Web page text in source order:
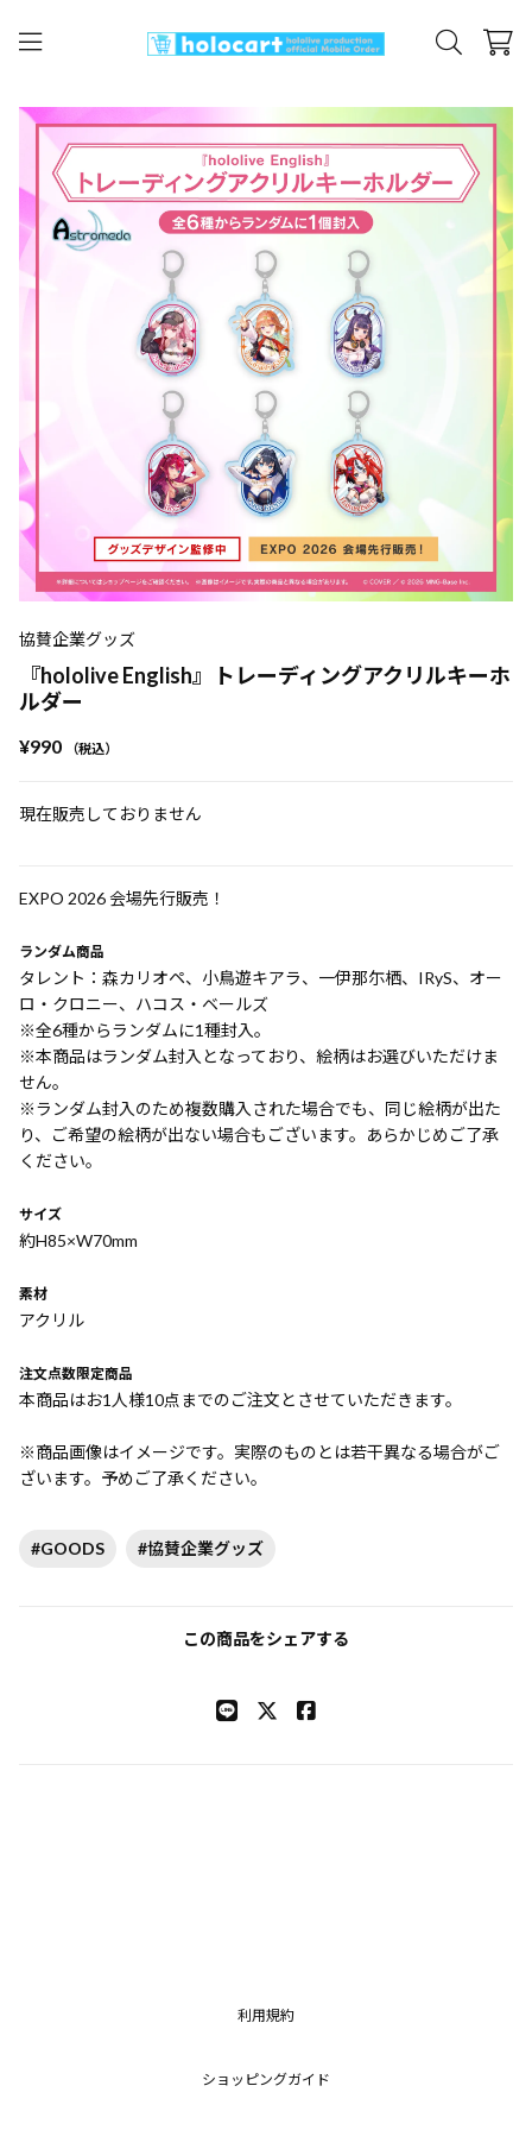
協賛企業グッズ
『hololive English』トレーディングアクリルキーホ
ルダー
¥990 （税込）
現在販売しておりません
EXPO 2026 会場先行販売！
ランダム商品
タレント：森カリオペ、小鳥遊キアラ、一伊那尓栖、IRyS、オー
ロ・クロニー、ハコス・ベールズ
※全6種からランダムに1種封入。
※本商品はランダム封入となっており、絵柄はお選びいただけま
せん。
※ランダム封入のため複数購入された場合でも、同じ絵柄が出た
り、ご希望の絵柄が出ない場合もございます。あらかじめご了承
ください。
サイズ
約H85×W70mm
素材
アクリル
注文点数限定商品
本商品はお1人様10点までのご注文とさせていただきます。
※商品画像はイメージです。実際のものとは若干異なる場合がご
ざいます。予めご了承ください。
#GOODS #協賛企業グッズ
この商品をシェアする
利用規約
ショッピングガイド